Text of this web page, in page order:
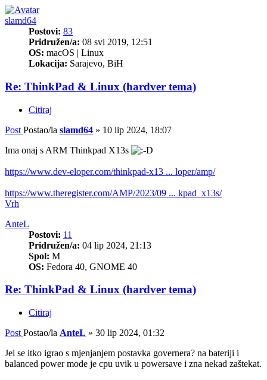
slamd64
Postovi: 83
Pridružen/a: 08 svi 2019, 12:51
OS: macOS | Linux
Lokacija: Sarajevo, BiH
Re: ThinkPad & Linux (hardver tema)
Citiraj
Post Postao/la slamd64 » 10 lip 2024, 18:07
Ima onaj s ARM Thinkpad X13s
https://www.dev-eloper.com/thinkpad-x13 ... loper/amp/
https://www.theregister.com/AMP/2023/09 ... kpad_x13s/
Vrh
AnteL
Postovi: 11
Pridružen/a: 04 lip 2024, 21:13
Spol: M
OS: Fedora 40, GNOME 40
Re: ThinkPad & Linux (hardver tema)
Citiraj
Post Postao/la AnteL » 30 lip 2024, 01:32
Jel se itko igrao s mjenjanjem postavka governera? na bateriji i
balanced power mode je cpu uvik u powersave i zna nekad zaštekat.